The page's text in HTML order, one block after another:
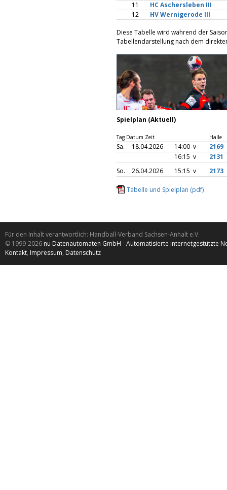
11
HC Aschersleben III
12
HV Wernigerode III
Diese Tabelle wird während der
Tabellendarstellung nach dem
Spielplan (Aktuell)
Tag Datum Zeit Halle
Sa. 18.04.2026 14:00 v
2169
16:15 v
2131
So.
26.04.2026 15:15 v 2173
Tabelle und Spielplan (pdf)
Für den Inhalt verantwortlich: Handball-Verband Sachsen-Anhalt e.V.
© 1999-2026 nu Datenautomaten GmbH - Automatisierte internetgestützte
Kontakt, Impressum, Datenschutz